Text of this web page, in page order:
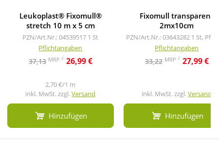
Leukoplast® Fixomull®
stretch 10 m x 5 cm
PZN/Art.Nr.: 04539517 1 St
Pflichtangaben
37,13 MRP 2 26,99 €
2,70 €/1 m
inkl. MwSt. zzgl.Versand
Hinzufügen
Fixomull transparent
2mx10cm
PZN/Art.Nr.: 03643282 1 St,
Pflichtangaben
33,22 MRP 2 27,99 €
inkl. MwSt. zzgl.Versand
Hinzufügen